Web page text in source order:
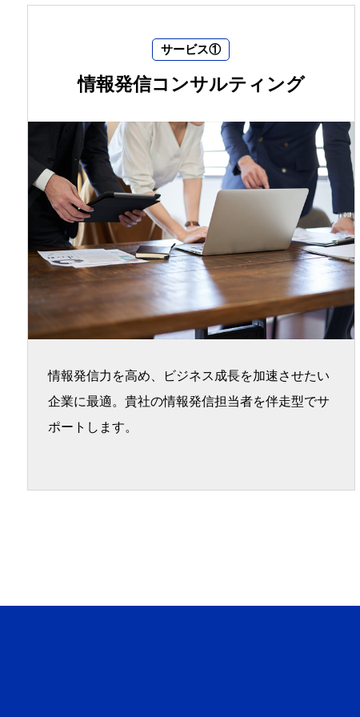
サービス①
情報発信コンサルティング
情報発信力を高め、ビジネス成長を加速させたい
企業に最適。貴社の情報発信担当者を伴走型でサ
ポートします。